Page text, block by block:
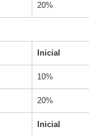
20%
Inicial
10%
20%
Inicial